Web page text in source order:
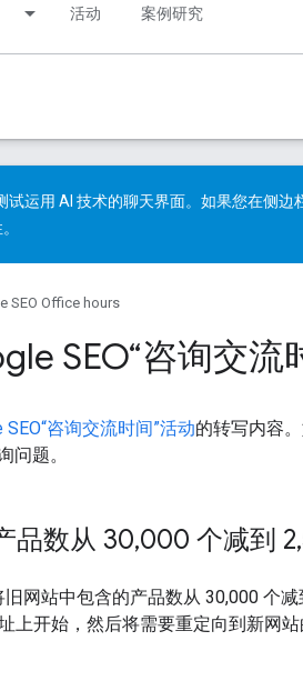
活动 案例研究
试运用 AI 技术的聊天界面。如果您在侧
。
SEO Office hours
SEO“咨询交流
SEO“咨询交流时间”活动的转写内容
问题。
品数从 30,000 个减到 2,
旧网站中包含的产品数从 30,000 个
上开始，然后将需要重定向到新网